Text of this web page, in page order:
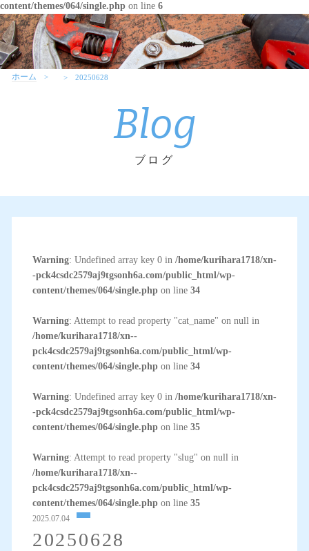
content/themes/064/single.php on line 6
ホーム 20250628
Blog
ブログ
Warning: Undefined array key 0 in /home/kurihara1718/xn-
-pck4csdc2579aj9tgsonh6a.com/public_html/wp-
content/themes/064/single.phpon line 34
Warning: Attempt to read property "cat_name" on null in
/home/kurihara1718/xn--
pck4csdc2579aj9tgsonh6a.com/public_html/wp-
content/themes/064/single.phpon line 34
Warning: Undefined array key 0 in /home/kurihara1718/xn-
-pck4csdc2579aj9tgsonh6a.com/public_html/wp-
content/themes/064/single.phpon line 35
Warning: Attempt to read property "slug" on null in
/home/kurihara1718/xn--
pck4csdc2579aj9tgsonh6a.com/public_html/wp-
content/themes/064/single.phpon line 35
2025.07.04
20250628